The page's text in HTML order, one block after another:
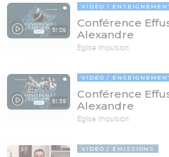
51:09
VIDÉO
Conférence
Alexandre
Eglise Impulsion
61:39
VIDÉO
Conférence
Alexandre
Eglise Impulsion
VIDÉO ÉMISSIONS